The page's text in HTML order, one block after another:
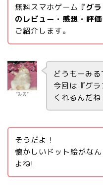
無料スマホゲーム 『グ
のレビュー・感想・評価
ご紹介します。
“みる”
どうもーみる
今回は『グ
くれるんだね
そうだよ！
懐かしいドット絵がな
よね!